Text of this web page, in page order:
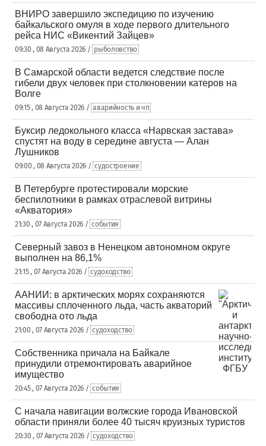
ВНИРО завершило экспедицию по изучению
байкальского омуля в ходе первого длительного
рейса НИС «Викентий Зайцев»
09:30 , 08 Августа 2026 / рыболовство
В Самарской области ведется следствие после
гибели двух человек при столкновении катеров на
Волге
09:15 , 08 Августа 2026 / аварийность и чп
Буксир ледокольного класса «Нарвская застава»
спустят на воду в середине августа — Алан
Лушников
09:00 , 08 Августа 2026 / судостроение
В Петербурге протестировали морские
беспилотники в рамках отраслевой витрины
«Акватория»
21:30 , 07 Августа 2026 / события
Северный завоз в Ненецком автономном округе
выполнен на 86,1%
21:15 , 07 Августа 2026 / судоходство
ААНИИ: в арктических морях сохраняются
массивы сплоченного льда, часть акваторий
свободна ото льда
21:00 , 07 Августа 2026 / судоходство
Собственника причала на Байкале
принудили отремонтировать аварийное
имущество
20:45 , 07 Августа 2026 / события
С начала навигации волжские города Ивановской
области приняли более 40 тысяч круизных туристов
20:30 , 07 Августа 2026 / судоходство